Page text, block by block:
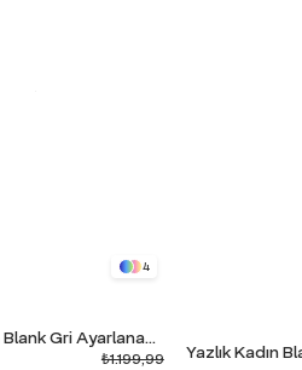
4
Yazlık Kadın Blank Gri Ayarlanabilir Paça Eşofman Alt
₺1.199,99